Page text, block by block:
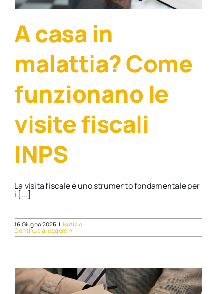
A casa in
malattia? Come
funzionano le
visite fiscali
INPS
La visita fiscale è uno strumento fondamentale per
i [...]
16 Giugno 2025 | Notizie
Continua a leggere